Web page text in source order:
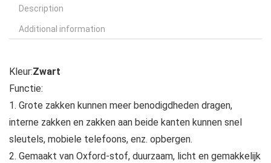
Description
Additional information
Kleur:Zwart
Functie:
1. Grote zakken kunnen meer benodigdheden dragen,
interne zakken en zakken aan beide kanten kunnen snel
sleutels, mobiele telefoons, enz. opbergen.
2. Gemaakt van Oxford-stof, duurzaam, licht en gemakkelijk